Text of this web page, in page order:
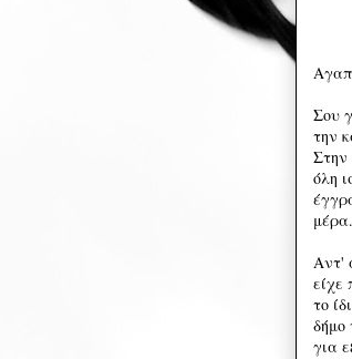
Σου
την
Στην
όλη
μέρα.
Αντ'
είχε
το
δήμο
για